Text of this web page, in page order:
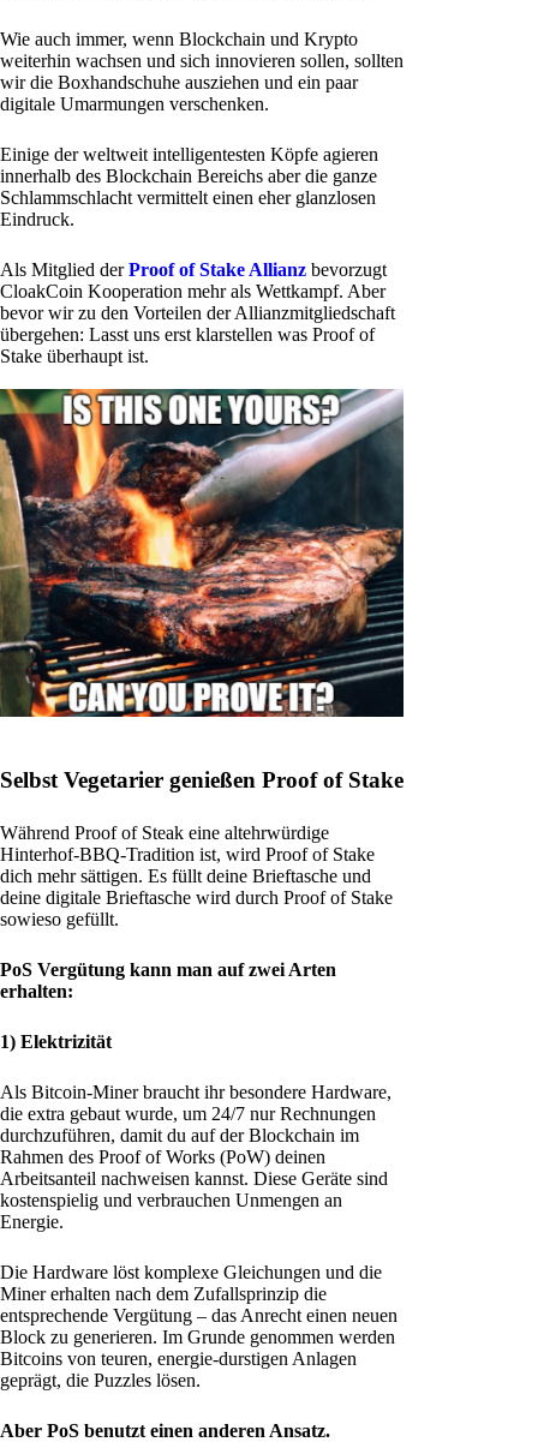
Wie auch immer, wenn Blockchain und Krypto
weiterhin wachsen und sich innovieren sollen, sollten
wir die Boxhandschuhe ausziehen und ein paar
digitale Umarmungen verschenken.
Einige der weltweit intelligentesten Köpfe agieren
innerhalb des Blockchain Bereichs aber die ganze
Schlammschlacht vermittelt einen eher glanzlosen
Eindruck.
Als Mitglied derProof of Stake Allianz bevorzugt
CloakCoin Kooperation mehr als Wettkampf. Aber
bevor wir zu den Vorteilen der Allianzmitgliedschaft
übergehen: Lasst uns erst klarstellen was Proof of
Stake überhaupt ist.
Selbst Vegetarier genießen Proof of Stake
Während Proof of Steak eine altehrwürdige
Hinterhof-BBQ-Tradition ist, wird Proof of Stake
dich mehr sättigen. Es füllt deine Brieftasche und
deine digitale Brieftasche wird durch Proof of Stake
sowieso gefüllt.
PoS Vergütung kann man auf zwei Arten
erhalten:
1) Elektrizität
Als Bitcoin-Miner braucht ihr besondere Hardware,
die extra gebaut wurde, um 24/7 nur Rechnungen
durchzuführen, damit du auf der Blockchain im
Rahmen des Proof of Works (PoW) deinen
Arbeitsanteil nachweisen kannst. Diese Geräte sind
kostenspielig und verbrauchen Unmengen an
Energie.
Die Hardware löst komplexe Gleichungen und die
Miner erhalten nach dem Zufallsprinzip die
entsprechende Vergütung – das Anrecht einen neuen
Block zu generieren. Im Grunde genommen werden
Bitcoins von teuren, energie-durstigen Anlagen
geprägt, die Puzzles lösen.
Aber PoS benutzt einen anderen Ansatz.